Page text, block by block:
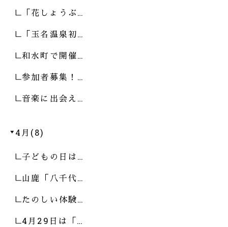
「花しょうぶ…
「玉名温泉初…
和水町で開催…
参加者募集！…
音楽に出会え…
4月(8)
子どもの日は…
山鹿「八千代…
たのしい体験…
4月29日は「…